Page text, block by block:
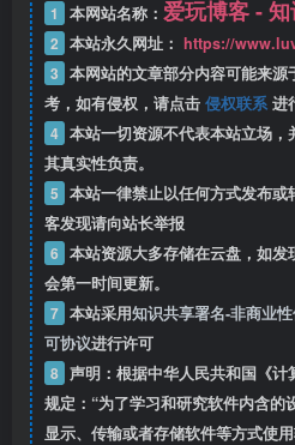
1 本网站名称： 爱玩博客 -
2 本站永久网址： https://
3 本网站的文章部分内容可能来
考，如有侵权，请点击 侵权联系 进
4 本站一切资源不代表本站立场
其真实性负责。
5 本站一律禁止以任何方式发布
客发现请向站长举报
6 本站资源大多存储在云盘，如
会第一时间更新。
7 本站采用知识共享署名-非商业
可协议进行许可
8 声明：根据中华人民共和国《
规定：“为了学习和研究软件内含的
显示、传输或者存储软件等方式使